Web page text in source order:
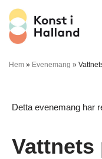
Hoppa
till
innehåll
Hem » Evenemang »
Detta evenemang har
Vattnets